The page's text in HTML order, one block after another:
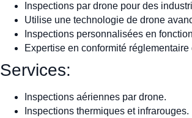
Inspections par drone pour des
Utilise une technologie de drone
Inspections personnalisées en
Expertise en conformité
Services:
Inspections aériennes par drone.
Inspections thermiques et infrarouges.